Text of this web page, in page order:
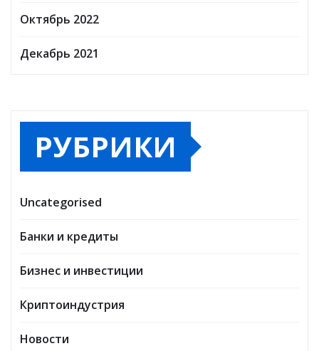
Октябрь 2022
Декабрь 2021
РУБРИКИ
Uncategorised
Банки и кредиты
Бизнес и инвестиции
Криптоиндустрия
Новости